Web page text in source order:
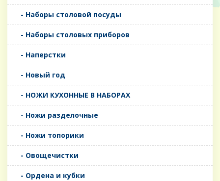
- Наборы столовой посуды
- Наборы столовых приборов
- Наперстки
- Новый год
- НОЖИ КУХОННЫЕ В НАБОРАХ
- Ножи разделочные
- Ножи топорики
- Овощечистки
- Ордена и кубки